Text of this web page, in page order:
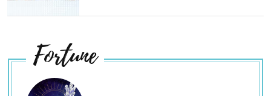
Fortune